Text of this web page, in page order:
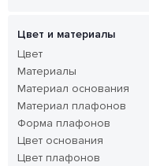
Цвет и материалы
Цвет
Материалы
Материал основания
Материал плафонов
Форма плафонов
Цвет основания
Цвет плафонов